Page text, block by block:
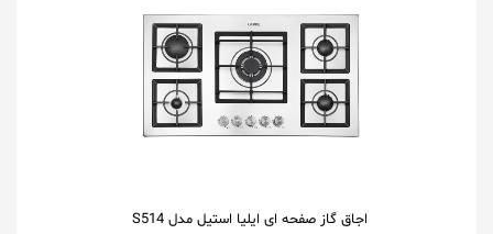
اجاق گاز صفحه ای ایلیا استیل مدل S514